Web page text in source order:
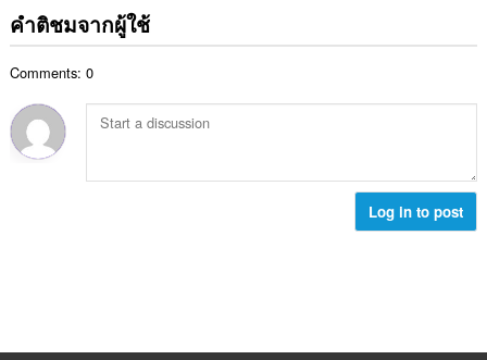
ง
ด
น
ม
ทั้
แ
น
ว
คำติชมจากผู้ใช้
Comments: 0
Log in to post